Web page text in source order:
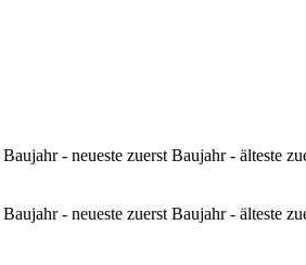
Baujahr - neueste zuerst Baujahr - älteste
Baujahr - neueste zuerst Baujahr - älteste